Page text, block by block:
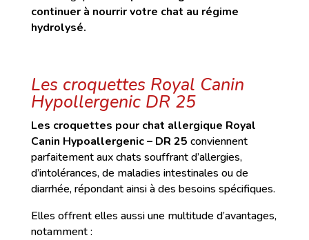
continuer à nourrir votre chat au régime
hydrolysé.
Les croquettes Royal Canin
Hypollergenic DR 25
Les croquettes pour chat allergique Royal
Canin Hypoallergenic – DR 25 conviennent
parfaitement aux chats souffrant d’allergies,
d’intolérances, de maladies intestinales ou de
diarrhée, répondant ainsi à des besoins spécifiques.
Elles offrent elles aussi une multitude d’avantages,
notamment :